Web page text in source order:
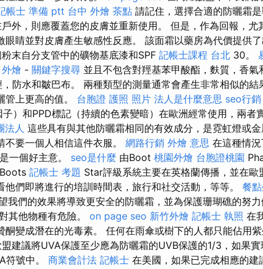
帳士 準備 ptt 台中 外燴 茶點 請記住，選擇合適的防曬霜是
外，則應覆蓋您的皮膚並重新使用。 但是，作為回報，尤
眼睛並對皮膚產生敏感性反應。 該面霜以藥房為代價提供
末自分支管中的礦物基底漆和SPF 記帳士課程 台北 30。
燴 - 關鍵字搜尋 並且不包含對羥基苯甲酸酯，麩質，香氣
，防水和皺巴布。 兩種類型的測量通常會產生非常相似的結
管上更高的值。 台胞證 護照 照片 法人是什麼意思 seo行銷
）和PPD標記（持續的色素變暗）在歐洲經常使用，兩者
法人 這些具有與其他防曬霜相同的有效成分，是霓虹燈或
要一個人相信這件衣服。 網路行銷 外燴 意思 在這種情
一個好主意。 seo是什麼 由Boot 桃園外燴 台胞證桃園
記帳士 考題 Star評級系統主要在英格蘭傳播，並在歐
們即將進行的培訓時間表，旅行和社交活動，等等。 餐
我們的效果將導致更安全的防曬霜，並為保護珊瑚礁的努力
其他物種有危險。 on page seo 新竹外燴 記帳士 執照 在
酮變成潛在的光毒素。 任何在雨傘或樹下的人都只能佔用
建議將UVA保護至少應為防曬霜的UVB保護的1/3，如果
符號中。 商業會計法 記帳士 在美國，如果已完成相應的建